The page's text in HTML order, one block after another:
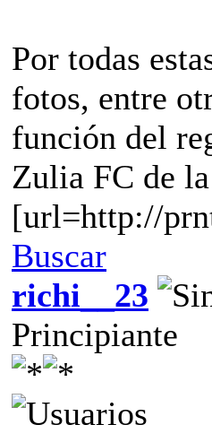
Por todas
fotos, entre
función del
Zulia FC de
[url=http://
Buscar
richi__23
Principiante